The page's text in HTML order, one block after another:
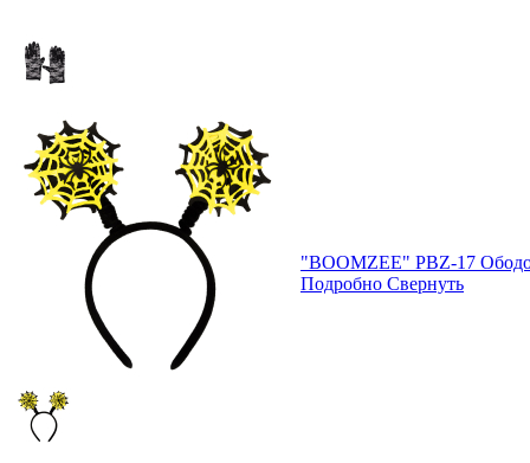
"BOOMZEE" PBZ-17
Подробно Свернуть